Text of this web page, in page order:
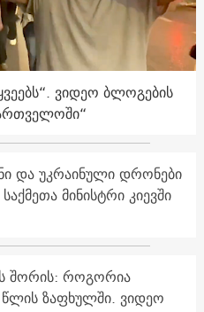
ვიდეო ბლოგების
და უკრაინული დრონები
მინისტრი კიევში
შორის: როგორია
ზაფხულში. ვიდეო